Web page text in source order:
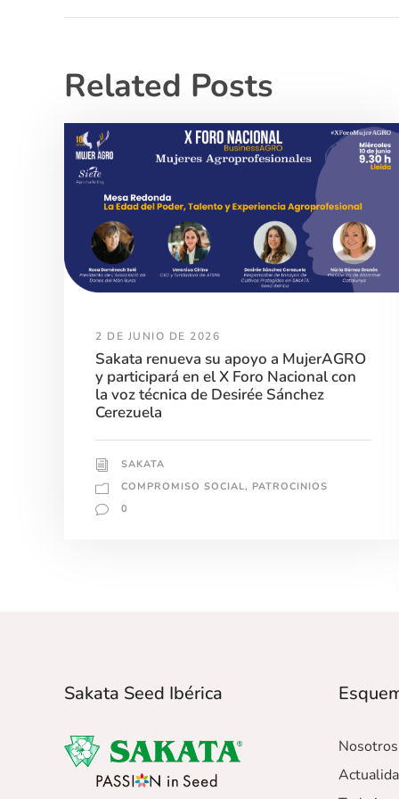
Related Posts
2 DE JUNIO DE 2026
Sakata renueva su apoyo a MujerAGRO
y participará en el X Foro Nacional con
la voz técnica de Desirée Sánchez
Cerezuela
SAKATA
COMPROMISO SOCIAL, PATROCINIOS
0
Sakata Seed Ibérica
Nosotros